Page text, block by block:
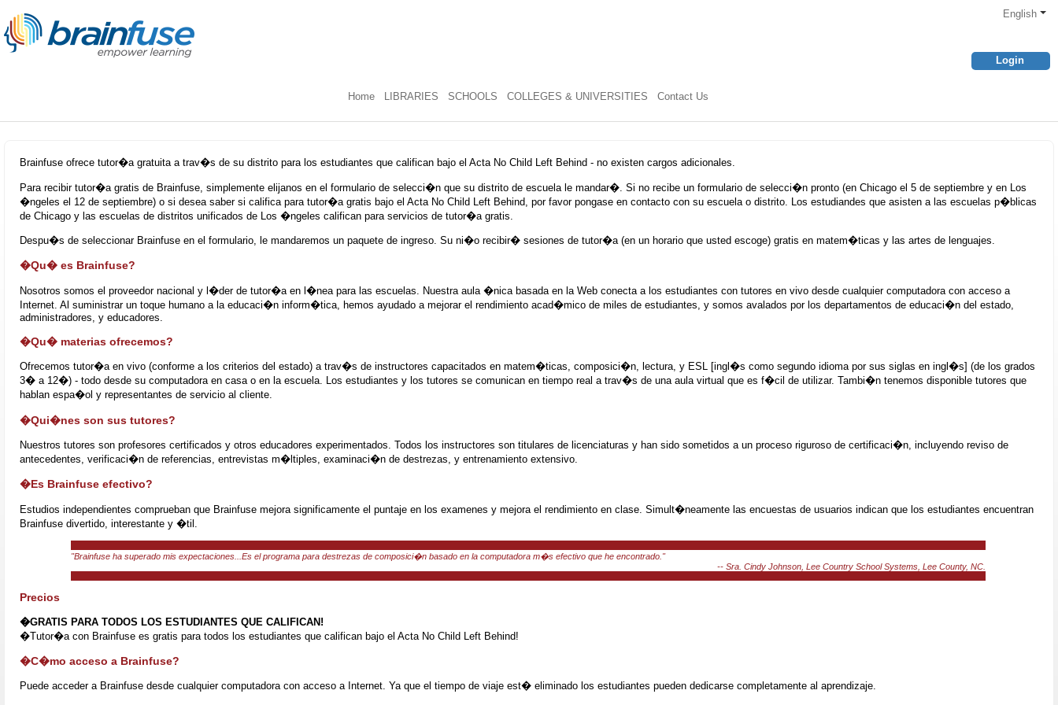
English
Login
Home LIBRARIES SCHOOLS COLLEGES & UNIVERSITIES Contact Us
Brainfuse ofrece tutor�a gratuita a trav�s de su distrito para los estudiantes que califican bajo el Acta No Child Left Behind - no existen cargos adicionales.
Para recibir tutor�a gratis de Brainfuse, simplemente elijanos en el formulario de selecci�n que su distrito de escuela le mandar�. Si no recibe un formulario de selecci�n pronto (en Chicago el 5 de septiembre y en Los
�ngeles el 12 de septiembre) o si desea saber si califica para tutor�a gratis bajo el Acta No Child Left Behind, por favor pongase en contacto con su escuela o distrito. Los estudiandes que asisten a las escuelas p�blicas
de Chicago y las escuelas de distritos unificados de Los �ngeles califican para servicios de tutor�a gratis.
Despu�s de seleccionar Brainfuse en el formulario, le mandaremos un paquete de ingreso. Su ni�o recibir� sesiones de tutor�a (en un horario que usted escoge) gratis en matem�ticas y las artes de lenguajes.
�Qu� es Brainfuse?
Nosotros somos el proveedor nacional y l�der de tutor�a en l�nea para las escuelas. Nuestra aula �nica basada en la Web conecta a los estudiantes con tutores en vivo desde cualquier computadora con acceso a
Internet. Al suministrar un toque humano a la educaci�n inform�tica, hemos ayudado a mejorar el rendimiento acad�mico de miles de estudiantes, y somos avalados por los departamentos de educaci�n del estado,
administradores, y educadores.
�Qu� materias ofrecemos?
Ofrecemos tutor�a en vivo (conforme a los criterios del estado) a trav�s de instructores capacitados en matem�ticas, composici�n, lectura, y ESL [ingl�s como segundo idioma por sus siglas en ingl�s] (de los grados
3� a 12�) - todo desde su computadora en casa o en la escuela. Los estudiantes y los tutores se comunican en tiempo real a trav�s de una aula virtual que es f�cil de utilizar. Tambi�n tenemos disponible tutores que
hablan espa�ol y representantes de servicio al cliente.
�Qui�nes son sus tutores?
Nuestros tutores son profesores certificados y otros educadores experimentados. Todos los instructores son titulares de licenciaturas y han sido sometidos a un proceso riguroso de certificaci�n, incluyendo reviso de
antecedentes, verificaci�n de referencias, entrevistas m�ltiples, examinaci�n de destrezas, y entrenamiento extensivo.
�Es Brainfuse efectivo?
Estudios independientes comprueban que Brainfuse mejora significamente el puntaje en los examenes y mejora el rendimiento en clase. Simult�neamente las encuestas de usuarios indican que los estudiantes encuentran
Brainfuse divertido, interestante y �til.
"Brainfuse ha superado mis expectaciones...Es el programa para destrezas de composici�n basado en la computadora m�s efectivo que he encontrado."
-- Sra. Cindy Johnson, Lee Country School Systems, Lee County, NC.
Precios
�GRATIS PARA TODOS LOS ESTUDIANTES QUE CALIFICAN!
�Tutor�a con Brainfuse es gratis para todos los estudiantes que califican bajo el Acta No Child Left Behind!
�C�mo acceso a Brainfuse?
Puede acceder a Brainfuse desde cualquier computadora con acceso a Internet. Ya que el tiempo de viaje est� eliminado los estudiantes pueden dedicarse completamente al aprendizaje.